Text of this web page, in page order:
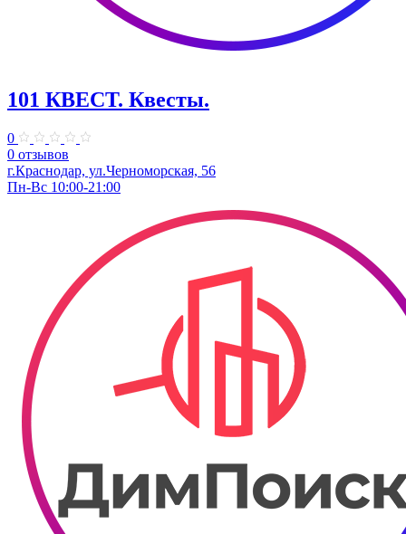
101 КВЕСТ. Квесты.
0
0 отзывов
г.Краснодар, ул.Черноморская, 56
Пн-Вс 10:00-21:00